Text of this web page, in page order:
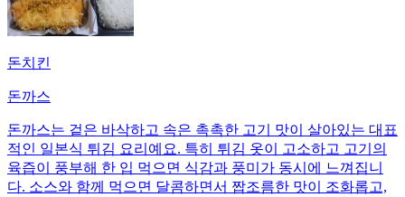
돈치킨
돈까스
돈까스는 겉은 바삭하고 속은 촉촉한 고기 맛이 살아있는 대표
적인 일본식 튀김 요리예요. 특히 튀김 옷이 고소하고 고기의
육즙이 풍부해 한 입 먹으면 식감과 풍미가 동시에 느껴집니
다. 소스와 함께 먹으면 달콤하면서 짭조름한 맛이 조화롭고,